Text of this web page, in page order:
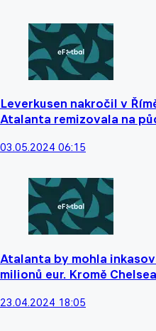
Leverkusen nakročil v
Atalanta remizovala na
03.05.2024 06:15
Atalanta by mohla
milionů eur. Kromě
23.04.2024 18:05